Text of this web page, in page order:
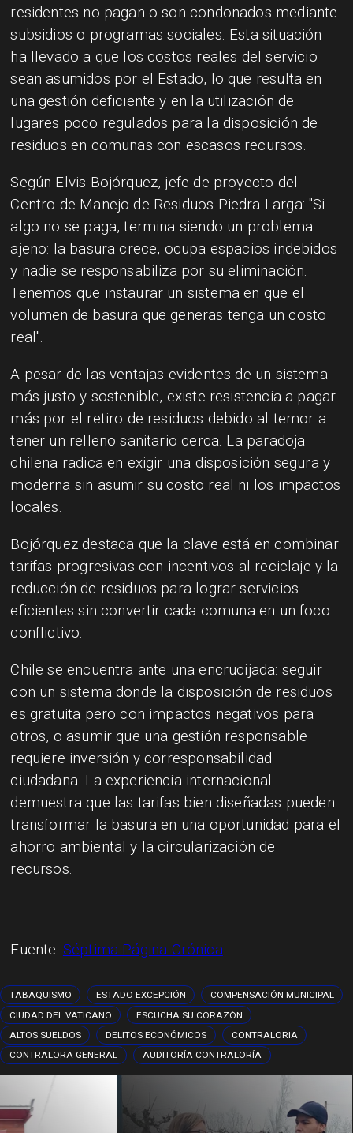
residentes no pagan o son condonados mediante
subsidios o programas sociales. Esta situación
ha llevado a que los costos reales del servicio
sean asumidos por el Estado, lo que resulta en
una gestión deficiente y en la utilización de
lugares poco regulados para la disposición de
residuos en comunas con escasos recursos.
Según Elvis Bojórquez, jefe de proyecto del
Centro de Manejo de Residuos Piedra Larga: "Si
algo no se paga, termina siendo un problema
ajeno: la basura crece, ocupa espacios indebidos
y nadie se responsabiliza por su eliminación.
Tenemos que instaurar un sistema en que el
volumen de basura que generas tenga un costo
real".
A pesar de las ventajas evidentes de un sistema
más justo y sostenible, existe resistencia a pagar
más por el retiro de residuos debido al temor a
tener un relleno sanitario cerca. La paradoja
chilena radica en exigir una disposición segura y
moderna sin asumir su costo real ni los impactos
locales.
Bojórquez destaca que la clave está en combinar
tarifas progresivas con incentivos al reciclaje y la
reducción de residuos para lograr servicios
eficientes sin convertir cada comuna en un foco
conflictivo.
Chile se encuentra ante una encrucijada: seguir
con un sistema donde la disposición de residuos
es gratuita pero con impactos negativos para
otros, o asumir que una gestión responsable
requiere inversión y corresponsabilidad
ciudadana. La experiencia internacional
demuestra que las tarifas bien diseñadas pueden
transformar la basura en una oportunidad para el
ahorro ambiental y la circularización de
recursos.
Fuente: Séptima Página Crónica
TABAQUISMO ESTADO EXCEPCIÓN
COMPENSACIÓN MUNICIPAL
CIUDAD DEL VATICANO
ESCUCHA SU CORAZÓN
ALTOS SUELDOS
DELITOS ECONÓMICOS
CONTRALORIA
CONTRALORA GENERAL
AUDITORÍA CONTRALORÍA